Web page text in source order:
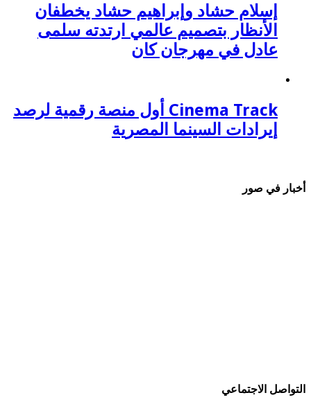
إسلام حشاد وإبراهيم حشاد يخطفان
الأنظار بتصميم عالمي ارتدته سلمى
عادل في مهرجان كان
Cinema Track أول منصة رقمية لرصد
إيرادات السينما المصرية
أخبار في صور
التواصل الاجتماعي